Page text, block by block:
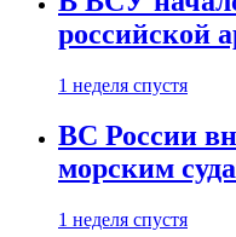
российской
1 неделя спустя
ВС России
морским
1 неделя спустя